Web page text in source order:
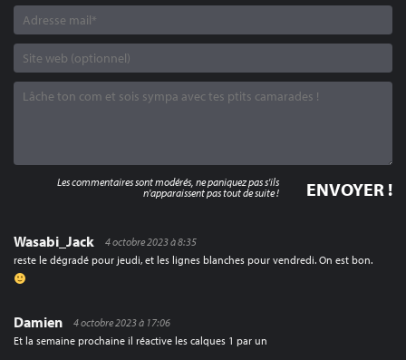
Wasabi_Jack
4 octobre 2023 à 8:35
reste le dégradé pour jeudi, et les lignes blanches pour vendredi. On est bon.
Damien
4 octobre 2023 à 17:06
Et la semaine prochaine il réactive les calques 1 par un
Les commentaires sont modérés, ne paniquez pas s'ils
n'apparaissent pas tout de suite !